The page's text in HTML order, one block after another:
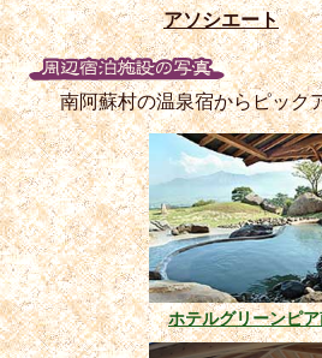
アソシエート
南阿蘇村の温泉宿からピック
ホテルグリーンピ